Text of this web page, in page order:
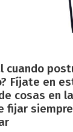
cuando
Fíjate en
cosas en
fijar